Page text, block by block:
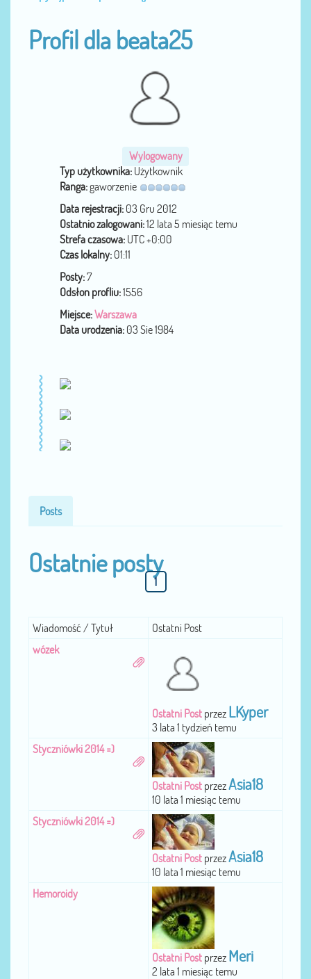
Profil dla beata25
Wylogowany
Typ użytkownika: Użytkownik
Ranga:gaworzenie
Data rejestracji: 03 Gru 2012
Ostatnio zalogowani:12 lata 5 miesiąc temu
Strefa czasowa: UTC +0:00
Czas lokalny: 01:11
Posty:7
Odsłon profliu:1556
Miejsce:Warszawa
Data urodzenia: 03 Sie 1984
Posts
Ostatnie posty
1
Wiadomość / Tytuł Ostatni Post
wózek
Ostatni Post przez LKyper
3 lata 1 tydzień temu
Styczniówki 2014 =)
Ostatni Post przezAsia18
10 lata 1 miesiąc temu
Styczniówki 2014 =)
Ostatni Post przezAsia18
10 lata 1 miesiąc temu
Hemoroidy
Ostatni Post przez Meri
2 lata 1 miesiąc temu